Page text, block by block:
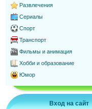
Развлечения
Сериалы
Спорт
Транспорт
Фильмы и анимация
Хобби и образование
Юмор
Вход на сайт